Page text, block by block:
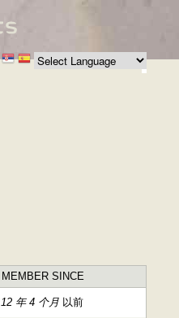
MEMBER SINCE
12 年 4 个月 以前